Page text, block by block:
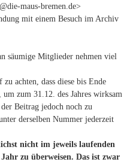
maus-bremen.de>
mit einem Besuch im Archiv
säumige Mitglieder nehmen viel
zu achten, dass diese bis Ende
zum 31.12. des Jahres wirksam
Beitrag jedoch noch zu
derselben Nummer jederzeit
nicht im jeweils laufenden
zu überweisen. Das ist zwar